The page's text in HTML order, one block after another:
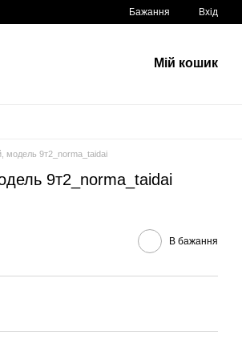
Бажання Вхід
Мій кошик
модель 9т2_norma_taidai
9т2_norma_taidai
В бажання